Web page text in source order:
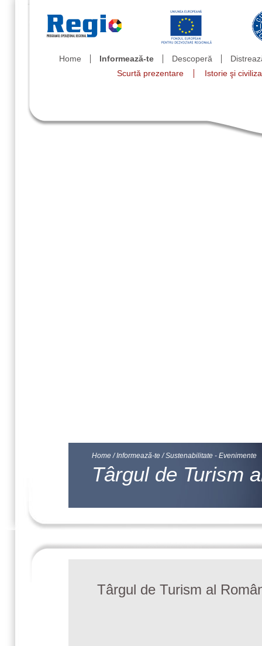
Home Informează-te Descoperă
Scurtă prezentare
Istorie şi
Home/Informează-te/Sustenabilitate - Evenimente
Târgul de Turism
Târgul de Turism al